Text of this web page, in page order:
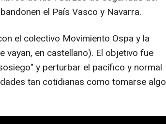
el País Vasco y Navarra.
el colectivo Movimiento Ospa y la
vayan, en castellano). El objetivo fue
y perturbar el pacífico y normal
tan cotidianas como tomarse algo